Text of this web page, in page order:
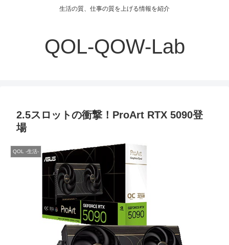
生活の質、仕事の質を上げる情報を紹介
QOL-QOW-Lab
2.5スロットの衝撃！ProArt RTX 5090登
場
QOL -生活-